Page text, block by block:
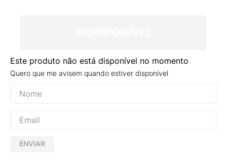
Este produto não está disponível no momento
Quero que me avisem quando estiver disponível
ENVIAR